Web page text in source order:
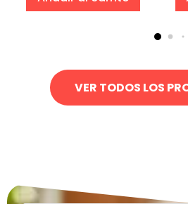
VER TODOS LOS